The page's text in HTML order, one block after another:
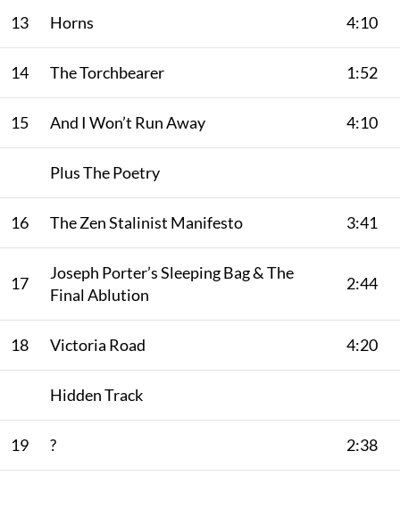
13 Horns 4:10
14 The Torchbearer 1:52
15 And I Won’t Run Away 4:10
Plus The Poetry
16 The Zen Stalinist Manifesto 3:41
17
Joseph Porter’s Sleeping Bag & The
Final Ablution
2:44
18 Victoria Road 4:20
Hidden Track
19 ? 2:38